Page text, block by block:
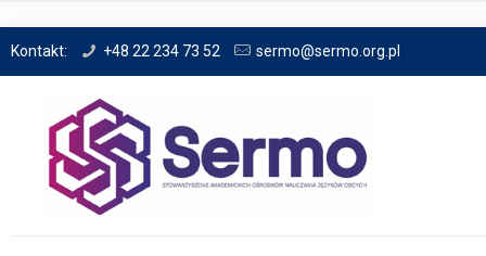
Kontakt: +48 22 234 73 52 sermo@sermo.org.pl